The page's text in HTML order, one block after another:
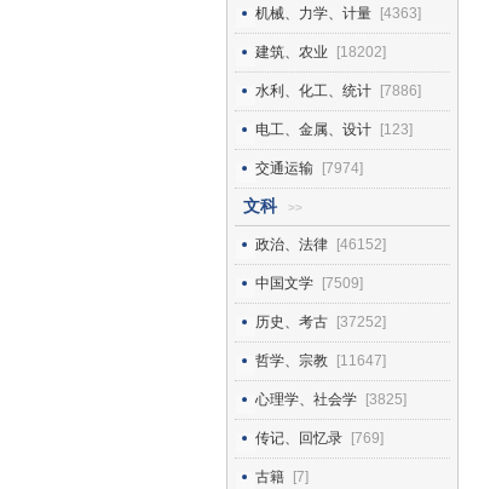
机械、力学、计量 [4363]
建筑、农业 [18202]
水利、化工、统计 [7886]
电工、金属、设计 [123]
交通运输 [7974]
文科 >>
政治、法律 [46152]
中国文学 [7509]
历史、考古 [37252]
哲学、宗教 [11647]
心理学、社会学 [3825]
传记、回忆录 [769]
古籍 [7]